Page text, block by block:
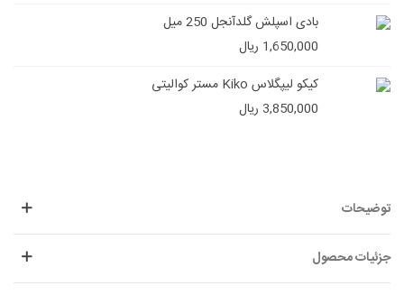
بادی اسپلش گلدآنجل 250 میل
1,650,000 ریال
کیکو لیپگلاس Kiko مستر کوالیتی
3,850,000 ریال
توضیحات
جزئیات محصول